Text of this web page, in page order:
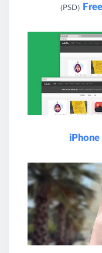
(PSD)